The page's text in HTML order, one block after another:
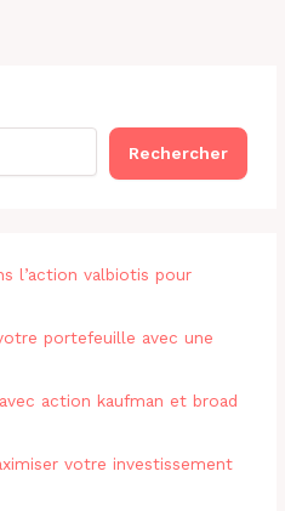
Rechercher
l’action valbiotis pour
portefeuille avec une
action kaufman et broad
votre investissement